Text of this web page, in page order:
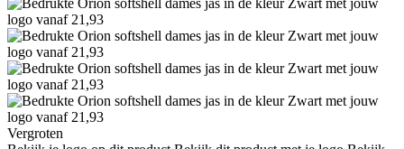
Vergroten